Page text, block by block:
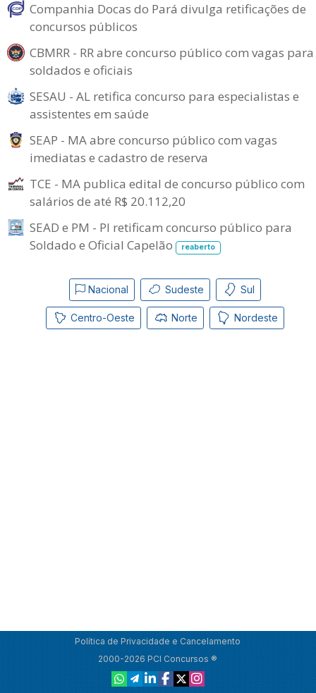
Companhia Docas do Pará divulga retificações de
concursos públicos
CBMRR - RR abre concurso público com vagas para
soldados e oficiais
SESAU - AL retifica concurso para especialistas e
assistentes em saúde
SEAP - MA abre concurso público com vagas
imediatas e cadastro de reserva
TCE - MA publica edital de concurso público com
salários de até R$ 20.112,20
SEAD e PM - PI retificam concurso público para
Soldado e Oficial Capelão
reaberto
Nacional Sudeste Sul
Centro-Oeste Norte Nordeste
Política de Privacidade e Cancelamento
2000-2026 PCI Concursos ®